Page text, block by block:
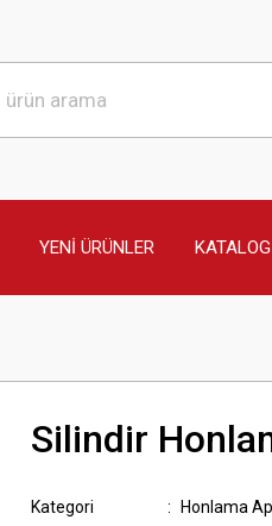
YENİ ÜRÜNLER KATALOG
Silindir
Kategori Honlama